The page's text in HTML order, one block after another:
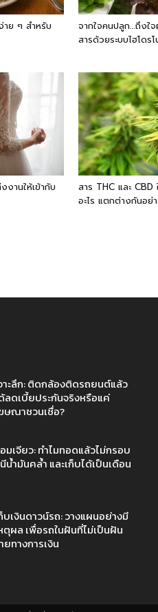
าย ๆ สำหรับ
จากใจคนปลูก…ถึงใ
สารด้วยระบบไฮโดร
งานให้เข้ากับ
สาร THC และ
อะไร แตกต่างกันอย่
าะลึก: ติดกล้องติดรถยนต์แล้ว
ลดเบี้ยประกันจริงหรือแค่
ษณาชวนเชื่อ?
มเจียว: ทำไมทอดแล้วไม่กรอบ
น้ำมันคล้ำ และเก็บได้เป็นเดือน
บเงินดาวน์รถ: วางแผนอย่างมี
ตุผล เพื่อรถในฝันที่ไม่เป็นฝัน
ยทางการเงิน